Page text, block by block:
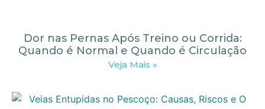
Dor nas Pernas Após Treino ou Corrida:
Quando é Normal e Quando é Circulação
Veja Mais »